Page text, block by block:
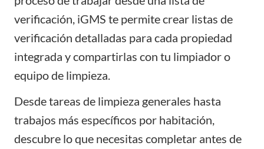
verificación, iGMS te permite crear listas de
verificación detalladas para cada propiedad
integrada y compartirlas con tu limpiador o
equipo de limpieza.
Desde tareas de limpieza generales hasta
trabajos más específicos por habitación,
descubre lo que necesitas completar antes de